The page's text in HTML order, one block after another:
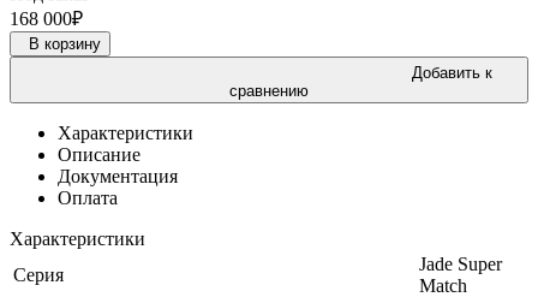
168 000₽
В корзину
Добавить к
сравнению
Характеристики
Описание
Документация
Оплата
Характеристики
Серия
Jade Super
Match